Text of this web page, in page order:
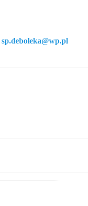
sp.deboleka@wp.pl